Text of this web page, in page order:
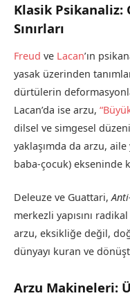
Klasik Psikanaliz:
Sınırları
Freud ve Lacan’ın
yasak üzerinden
dürtülerin
Lacan’da ise arzu,
dilsel ve simgesel
yaklaşımda da arzu,
baba-çocuk) ekseninde
Deleuze ve Guattari,
merkezli yapısını
arzu, eksikliğe değil,
dünyayı kuran ve
Arzu Makineleri: